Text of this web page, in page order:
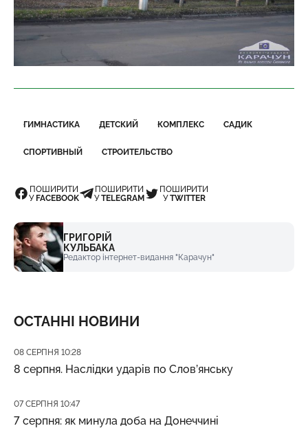
ГИМНАСТИКА ДЕТСКИЙ КОМПЛЕКС САДИК
СПОРТИВНЫЙ СТРОИТЕЛЬСТВО
ПОШИРИТИ
У FACEBOOK
ПОШИРИТИ
УTELEGRAM
ПОШИРИТИ
УTWITTER
ГРИГОРІЙ
КУЛЬБАКА
Редактор інтернет-видання "Карачун"
ОСТАННІ НОВИНИ
Дата публікації
08 СЕРПНЯ 10:28
8 серпня. Наслідки ударів по Слов’янську
Дата публікації
07 СЕРПНЯ 10:47
7 серпня: як минула доба на Донеччині